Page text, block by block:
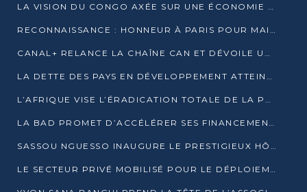
LA VISION DU CONGO AXÉE SUR UNE ÉCONOMIE BAS CARBONE AU RENDEZ-VOUS DE MONACO 2025
RECONNAISSANCE : HONNEUR À PARIS POUR MAIXENT RAOUL OMINGA
CANAL+ RELANCE LA CHAÎNE CAN ET DÉVOILE UNE OFFRE EXCEPTIONNELLE POUR DÉCEMBRE
LA DETTE DES PAYS EN DÉVELOPPEMENT ATTEINT UN SOMMET HISTORIQUE ENTRE 2022 ET 2024
L’AFRIQUE VISE L’ÉRADICATION TOTALE DE LA POLIOMYÉLITE D’ICI 2026
LA BAD PROMET D’ACCÉLÉRER SES FINANCEMENTS AVEC LE MINISTÈRE DE L’ASSAINISSEMENT
SASSOU NGUESSO INAUGURE LE PRESTIGIEUX HÔTEL KEMPINSKI BRAZZAVILLE
LE SECTEUR PRIVÉ MOBILISÉ POUR LE DÉPLOIEMENT DE 19 MINI-CENTRALES SOLAIRES